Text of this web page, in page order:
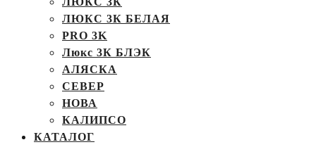
ЛЮКС 3К БЕЛАЯ
PRO 3K
Люкс 3К БЛЭК
АЛЯСКА
СЕВЕР
НОВА
КАЛИПСО
КАТАЛОГ